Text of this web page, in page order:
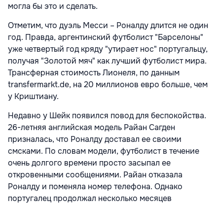
могла бы это и сделать.
Отметим, что дуэль Месси – Роналду длится не один
год. Правда, аргентинский футболист "Барселоны"
уже четвертый год кряду "утирает нос" португальцу,
получая "Золотой мяч" как лучший футболист мира.
Трансферная стоимость Лионеля, по данным
transfermarkt.de, на 20 миллионов евро больше, чем
у Криштиану.
Недавно у Шейк появился повод для беспокойства.
26-летняя английская модель Райан Сагден
призналась, что Роналду доставал ее своими
смсками. По словам модели, футболист в течение
очень долгого времени просто засыпал ее
откровенными сообщениями. Райан отказала
Роналду и поменяла номер телефона. Однако
португалец продолжал несколько месяцев